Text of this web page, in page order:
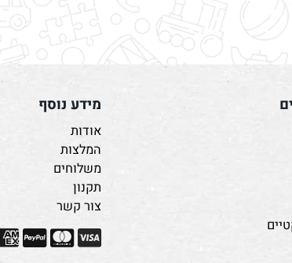
מידע נוסף
אודות
המלצות
משלוחים
תקנון
צור קשר